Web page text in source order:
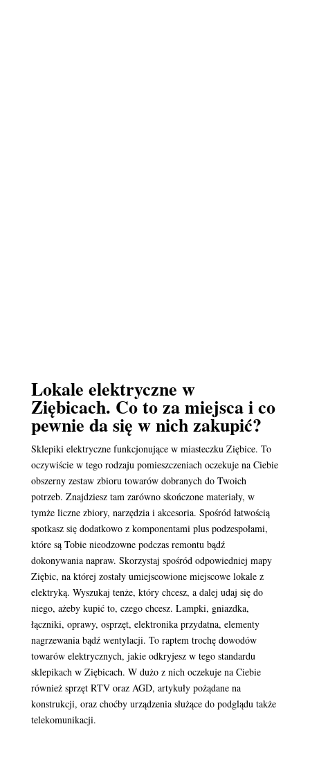
Lokale elektryczne w
Ziębicach. Co to za miejsca i co
pewnie da się w nich zakupić?
Sklepiki elektryczne funkcjonujące w miasteczku Ziębice. To
oczywiście w tego rodzaju pomieszczeniach oczekuje na Ciebie
obszerny zestaw zbioru towarów dobranych do Twoich
potrzeb. Znajdziesz tam zarówno skończone materiały, w
tymże liczne zbiory, narzędzia i akcesoria. Spośród łatwością
spotkasz się dodatkowo z komponentami plus podzespołami,
które są Tobie nieodzowne podczas remontu bądź
dokonywania napraw. Skorzystaj spośród odpowiedniej mapy
Ziębic, na której zostały umiejscowione miejscowe lokale z
elektryką. Wyszukaj tenże, który chcesz, a dalej udaj się do
niego, ażeby kupić to, czego chcesz. Lampki, gniazdka,
łączniki, oprawy, osprzęt, elektronika przydatna, elementy
nagrzewania bądź wentylacji. To raptem trochę dowodów
towarów elektrycznych, jakie odkryjesz w tego standardu
sklepikach w Ziębicach. W dużo z nich oczekuje na Ciebie
również sprzęt RTV oraz AGD, artykuły pożądane na
konstrukcji, oraz choćby urządzenia służące do podglądu także
telekomunikacji.